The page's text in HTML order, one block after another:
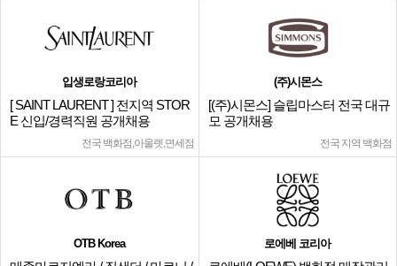
입생로랑코리아
[ SAINT LAURENT ] 전지역 STOR
E 신입/경력직원 공개채용
전국 백화점,아울렛,면세점
(주)시몬스
[(주)시몬스] 슬립마스터 전국 대규
모 공개채용
전국 지역 백화점
OTB Korea 로에베 코리아